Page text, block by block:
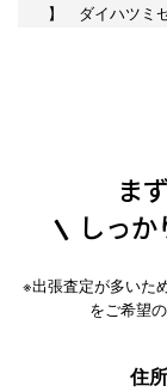
】 ダイハツミ
ま
しっか
※出張査定が多いた
をご希望
住